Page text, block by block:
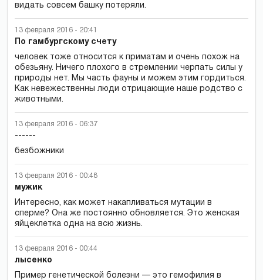
видать совсем башку потеряли.
13 февраля 2016 - 20:41
По гамбургскому счету
человек тоже относится к приматам и очень похож на
обезьяну. Ничего плохого в стремлении черпать силы у
природы нет. Мы часть фауны и можем этим гордиться.
Как невежественны люди отрицающие наше родство с
животными.
13 февраля 2016 - 06:37
------
безбожники
13 февраля 2016 - 00:48
мужик
Интересно, как может накапливаться мутации в
сперме? Она же постоянно обновляется. Это женская
яйцеклетка одна на всю жизнь.
13 февраля 2016 - 00:44
лысенко
Пример генетической болезни — это гемофилия в